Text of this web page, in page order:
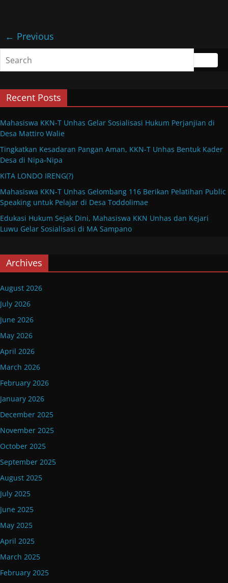
← Previous
Recent Posts
Mahasiswa KKN-T Unhas Gelar Sosialisasi Hukum Perjanjian di
Desa Mattiro Walie
Tingkatkan Kesadaran Pangan Aman, KKN-T Unhas Bentuk Kader
Desa di Nipa-Nipa
KITA LONDO IRENG(?)
Mahasiswa KKN-T Unhas Gelombang 116 Berikan Pelatihan Public
Speaking untuk Pelajar di Desa Toddolimae
Edukasi Hukum Sejak Dini, Mahasiswa KKN Unhas dan Kejari
Luwu Gelar Sosialisasi di MA Sampano
Archives
August 2026
July 2026
June 2026
May 2026
April 2026
March 2026
February 2026
January 2026
December 2025
November 2025
October 2025
September 2025
August 2025
July 2025
June 2025
May 2025
April 2025
March 2025
February 2025